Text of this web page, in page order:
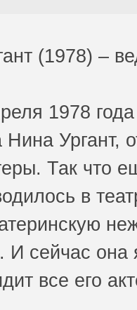
(1978) –
1978
Нина
Так что
в
И сейчас
все его